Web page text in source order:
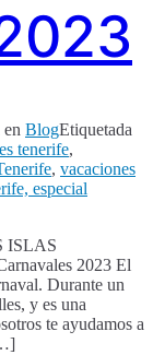
en BlogEtiquetada
tenerife,
, vacaciones
especial
ISLAS
2023 El
Durante un
y es una
te ayudamos a